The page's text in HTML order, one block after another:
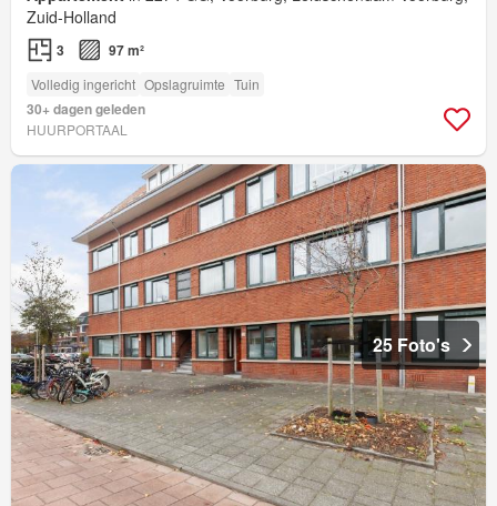
Zuid-Holland
3 97 m²
Volledig ingericht Opslagruimte Tuin
30+ dagen geleden
HUURPORTAAL
25 Foto's